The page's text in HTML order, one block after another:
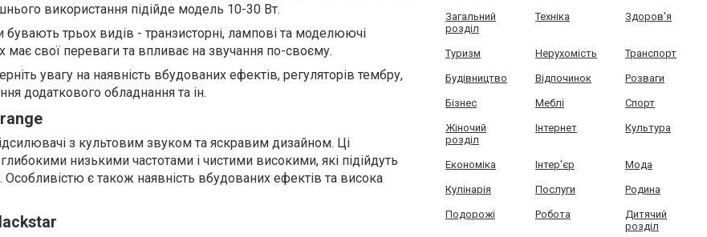
використання підійде модель 10-30 Вт.
бувають трьох видів - транзисторні, лампові та моделюючі
свої переваги та впливає на звучання по-своєму.
увагу на наявність вбудованих ефектів, регуляторів тембру,
додаткового обладнання та ін.
з культовим звуком та яскравим дизайном. Ці
низькими частотами і чистими високими, які підійдуть
Особливістю є також наявність вбудованих ефектів та висока
Загальний
розділ
Техніка Здоров'я
Туризм Нерухомість Транспорт
Будівництво Відпочинок Розваги
Бізнес Меблі Спорт
Жіночий
розділ
Інтернет Культура
Економіка Інтер'єр Мода
Кулінарія Послуги Родина
Подорожі Робота
Дитячий
розділ